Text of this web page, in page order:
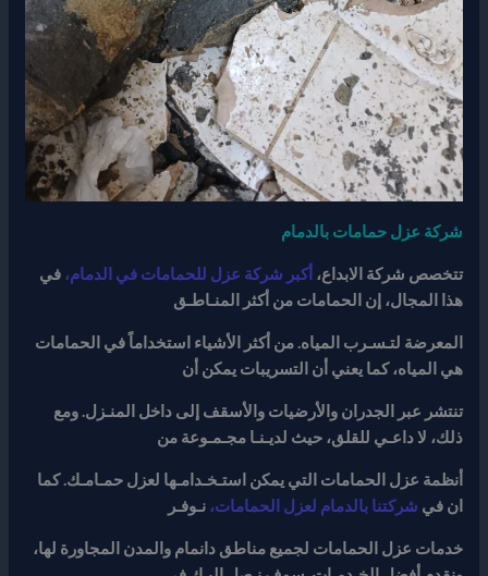
شركة عزل حمامات بالدمام
تتخصص شركة الابداع،أكبر شركة عزل للحمامات في الدمام، في
هذا المجال، إن الحمامات من أكثر المنـاطـق
المعرضة لتـسـرب المياه. من أكثر الأشياء استخداماً في الحمامات
هي المياه، كما يعني أن التسريبات يمكن أن
تنتشر عبر الجدران والأرضيات والأسقف إلى داخل المنـزل. ومع
ذلك، لا داعـي للقلق، حيث لديـنـا مجـمـوعة من
أنظمة عزل الحمامات التي يمكن استـخـدامـها لعزل حمـامـك. كما
ان في شركتنا بالدمام لعزل الحمامات، نـوفـر
خدمات عزل الحمامات لجميع مناطق دانمام والمدن المجاورة لها،